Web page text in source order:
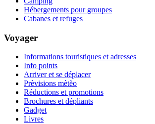
Hébergements pour groupes
Cabanes et refuges
Voyager
Informations touristiques et adresses
Info points
Arriver et se déplacer
Prèvisions mètèo
Réductions et promotions
Brochures et dépliants
Gadget
Livres